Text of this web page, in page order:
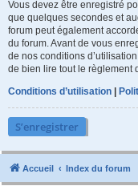
Vous devez être enregistré
que quelques secondes et
forum peut également
du forum. Avant de vous
de nos conditions
de bien lire tout le règlement
Conditions d’utilisation |
S’enregistrer
Accueil Index du forum